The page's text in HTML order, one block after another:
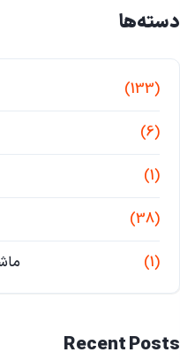
دسته‌ها
(133)
(6)
(1)
(38)
(1)
Recent Posts